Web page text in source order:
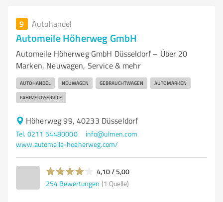
9 Autohandel
Automeile Höherweg GmbH
Automeile Höherweg GmbH Düsseldorf – Über 20
Marken, Neuwagen, Service & mehr
AUTOHANDEL NEUWAGEN GEBRAUCHTWAGEN AUTOMARKEN
FAHRZEUGSERVICE
Höherweg 99, 40233 Düsseldorf
Tel. 0211 54480000
info@ulmen.com
www.automeile-hoeherweg.com/
4,10 / 5,00
254 Bewertungen (1 Quelle)